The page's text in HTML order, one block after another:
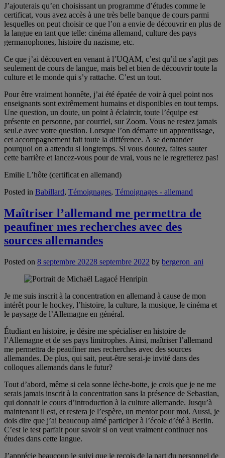
J’ajouterais qu’en choisissant un programme d’études comme le
certificat, vous avez accès à une très belle banque de cours parmi
lesquelles on peut choisir ce que l’on a envie de découvrir en plus de
la langue en tant que telle: cinéma allemand, culture des pays
germanophones, histoire du nazisme, etc.
Ce que j’ai découvert en venant à l’UQAM, c’est qu’il ne s’agit pas
seulement de cours de langue, mais bel et bien de découvrir toute la
culture et le monde qui s’y rattache. C’est un tout.
Pour être vraiment honnête, j’ai été épatée de voir à quel point nos
enseignants sont extrêmement humains et disponibles en tout temps.
Une question, un doute, un point à éclaircir, toute l’équipe est
présente en personne, par courriel, sur Zoom. Vous ne restez jamais
seul.e avec votre question. Lorsque l’on démarre un apprentissage,
cet accompagnement fait toute la différence. À se demander
pourquoi on a attendu si longtemps. Si vous doutez, faites sauter
cette barrière et lancez-vous pour de vrai, vous ne le regretterez pas!
Emilie L’hôte (certificat en allemand)
Posted in Babillard, Témoignages, Témoignages - allemand
Maîtriser l’allemand me permettra de
peaufiner mes recherches avec des
sources allemandes
Posted on 8 septembre 20228 septembre 2022 by bergeron_ani
Je me suis inscrit à la concentration en allemand à cause de mon
intérêt pour le hockey, l’histoire, la culture, la musique, le cinéma et
le paysage de l’Allemagne en général.
Étudiant en histoire, je désire me spécialiser en histoire de
l’Allemagne et de ses pays limitrophes. Ainsi, maîtriser l’allemand
me permettra de peaufiner mes recherches avec des sources
allemandes. De plus, qui sait, peut-être serai-je invité dans des
colloques allemands dans le futur?
Tout d’abord, même si cela sonne lèche-botte, je crois que je ne me
serais jamais inscrit à la concentration sans la présence de Sebastian,
qui donnait le cours d’introduction à la culture allemande. Jusqu’à
maintenant il est, et restera je l’espère, un mentor pour moi. Aussi, je
dois dire que j’ai beaucoup aimé participer à l’école d’été à Berlin.
C’est le test parfait pour savoir si on veut vraiment continuer nos
études dans cette langue.
J’apprécie beaucoup le suivi que je reçois de la part du personnel de